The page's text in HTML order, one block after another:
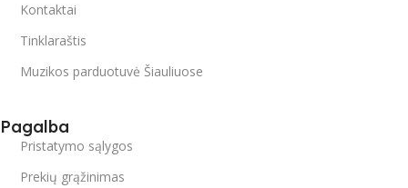
Kontaktai
Tinklaraštis
Muzikos parduotuvė Šiauliuose
Pagalba
Pristatymo sąlygos
Prekių grąžinimas